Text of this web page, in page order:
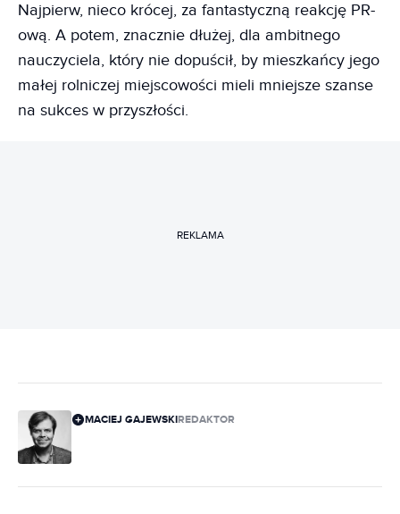
Najpierw, nieco krócej, za fantastyczną reakcję PR-
ową. A potem, znacznie dłużej, dla ambitnego
nauczyciela, który nie dopuścił, by mieszkańcy jego
małej rolniczej miejscowości mieli mniejsze szanse
na sukces w przyszłości.
REKLAMA
MACIEJ GAJEWSKIREDAKTOR